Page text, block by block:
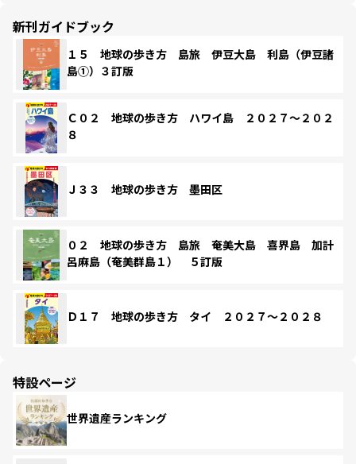
新刊ガイドブック
１５ 地球の歩き方 島旅 伊豆大島 利島（伊豆諸
島①）３訂版
Ｃ０２ 地球の歩き方 ハワイ島 ２０２７～２０２
８
Ｊ３３ 地球の歩き方 墨田区
０２ 地球の歩き方 島旅 奄美大島 喜界島 加計
呂麻島（奄美群島１） ５訂版
Ｄ１７ 地球の歩き方 タイ ２０２７～２０２８
特設ページ
世界遺産ランキング